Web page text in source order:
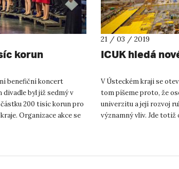
korun
benefiční koncert
divadle byl již sedmý v
200 tisíc korun pro
Organizace akce se
21 / 03 / 2019
ICUK hledá
V Ústeckém kraji se
tom píšeme proto, že
univerzitu a její rozvoj
významný vliv. Jde